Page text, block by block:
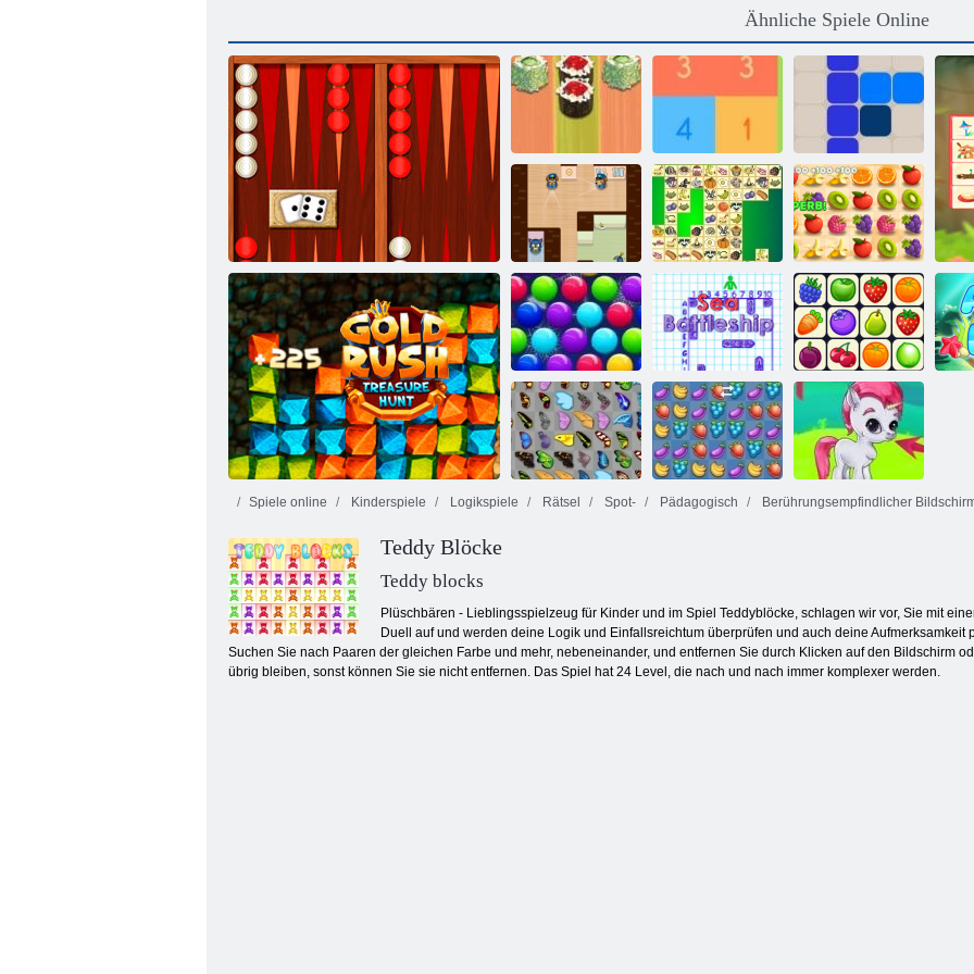
Ähnliche Spiele Online
Backgammon Classic
Sushi
Backgammon
Holen Sie sich
10
1212!
Hinterhältiger
James
Kris Mahjong
Goldrausch Spiel
Saftiger
Armaturenbrett
Smarty Bubbles
X-Mas
Schiffe
Versenken
Onet Connect
Spiele online Kinderspiele Logikspiele Rätsel Spot- Pädagogisch Berührungsempfindlicher
Teddy Blöcke
Teddy blocks
Plüschbären - Lieblingsspielzeug für Kinder und im Spiel Teddyblöcke, schlagen wir vor, Sie mit
Duell auf und werden deine Logik und Einfallsreichtum überprüfen und auch deine
Suchen Sie nach Paaren der gleichen Farbe und mehr, nebeneinander, und entfernen Sie durch Klicken auf den Bildschirm
übrig bleiben, sonst können Sie sie nicht entfernen. Das Spiel hat 24 Level, die nach und nach immer komplexer werden.